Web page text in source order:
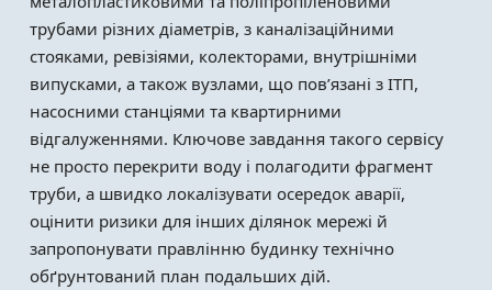
трубами різних діаметрів, з каналізаційними
стояками, ревізіями, колекторами, внутрішніми
випусками, а також вузлами, що пов’язані з ІТП,
насосними станціями та квартирними
відгалуженнями. Ключове завдання такого сервісу
не просто перекрити воду і полагодити фрагмент
труби, а швидко локалізувати осередок аварії,
оцінити ризики для інших ділянок мережі й
запропонувати правлінню будинку технічно
обґрунтований план подальших дій.